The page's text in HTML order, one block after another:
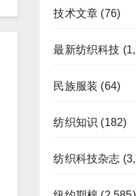
技术文章 (76)
最新纺织科技
民族服装 (64)
纺织知识 (182)
纺织科技杂志